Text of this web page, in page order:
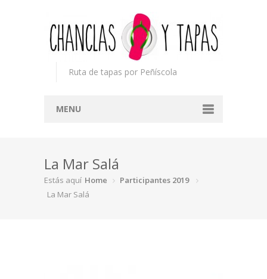
Ruta de tapas por Peñíscola
MENU
Concurso
Participantes
La Mar Salá
Estás aquí Home
Participantes 2019
La Mar Salá